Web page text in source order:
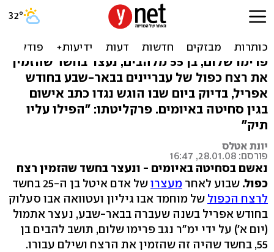
חשד בדרום: נאשם בסחיטה
הזמין רצח כפול
פרימו שלום, בן 55 מלהבים, נעצר בחשד שהזמין
את רצח כפול של עבריינים בבאר-שבע בחודש
אפריל, בדיוק ביום שבו הוגש נגדו כתב אישום
בגין סחיטה באיומים. פרקליטתו: "הפילו עליו
תיק"
יונת אטלס
פורסם: 28.01.08, 16:47
נאשם בסחיטה באיומים - ונעצר בחשד שהזמין רצח
כפול. שבוע לאחר מעצרושל אדם איטל בן ה-25 בחשד
לרצח הכפול של מוחמד אבו גיליון ועטוואה אבו סעלוק
בחודש אפריל בשנה שעברה בבאר-שבע, נעצר אתמול
(יום א') על ידי ימ"ר נגב פרימו שלום, תושב להבים בן
55, בחשד שהיה זה שהזמין את הרצח ושילם עבורו.